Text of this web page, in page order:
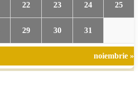
22 23 24 25
29 30 31
noiembrie »